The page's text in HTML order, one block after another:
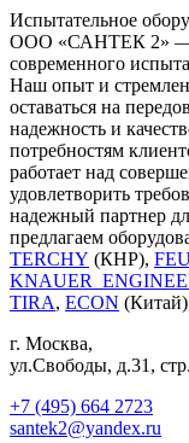
Испытательное
ООО «САНТЕК 2» —
современного
Наш опыт и
оставаться на
надежность и
потребностям
работает над
удовлетворить
надежный партнер
предлагаем
TERCHY (КНР),
TIRA, ECON
г. Москва,
ул.Свободы, д.31,
+7 (495) 664 2723
santek2@yandex.ru